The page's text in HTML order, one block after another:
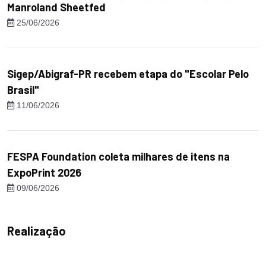
Manroland Sheetfed
25/06/2026
Sigep/Abigraf-PR recebem etapa do "Escolar Pelo
Brasil"
11/06/2026
FESPA Foundation coleta milhares de itens na
ExpoPrint 2026
09/06/2026
Realização